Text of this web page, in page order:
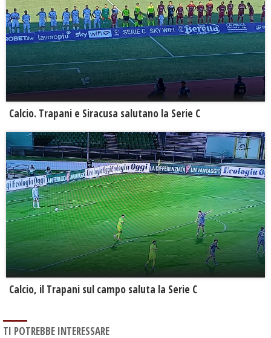
Calcio. Trapani e Siracusa salutano la Serie C
Calcio, il Trapani sul campo saluta la Serie C
TI POTREBBE INTERESSARE